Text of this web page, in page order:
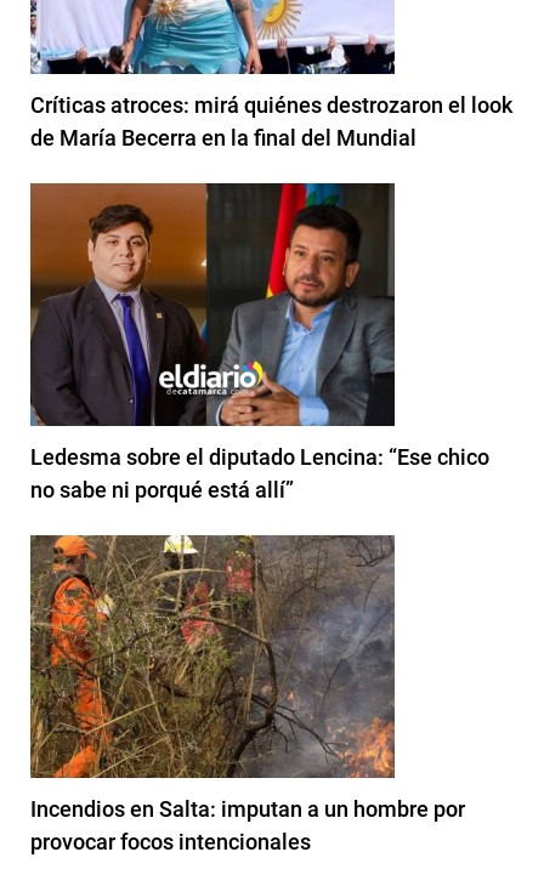
Críticas atroces: mirá quiénes destrozaron el look
de María Becerra en la final del Mundial
Ledesma sobre el diputado Lencina: “Ese chico
no sabe ni porqué está allí”
Incendios en Salta: imputan a un hombre por
provocar focos intencionales